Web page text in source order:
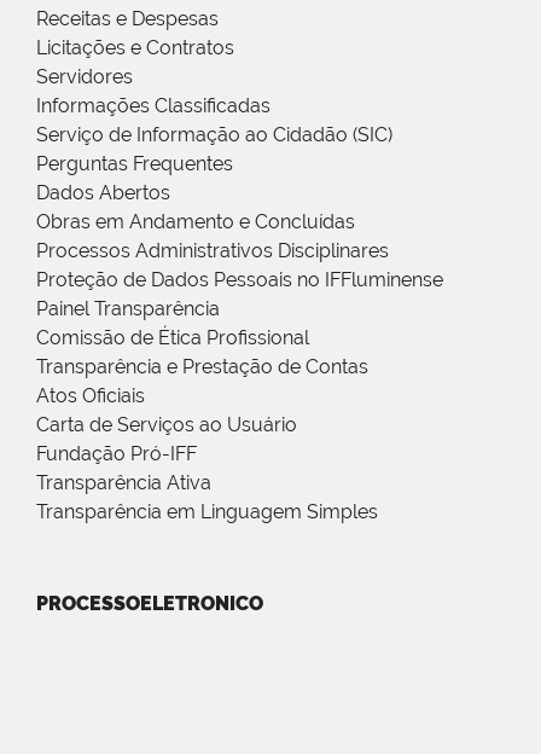
Receitas e Despesas
Licitações e Contratos
Servidores
Informações Classificadas
Serviço de Informação ao Cidadão (SIC)
Perguntas Frequentes
Dados Abertos
Obras em Andamento e Concluídas
Processos Administrativos Disciplinares
Proteção de Dados Pessoais no IFFluminense
Painel Transparência
Comissão de Ética Profissional
Transparência e Prestação de Contas
Atos Oficiais
Carta de Serviços ao Usuário
Fundação Pró-IFF
Transparência Ativa
Transparência em Linguagem Simples
PROCESSOELETRONICO